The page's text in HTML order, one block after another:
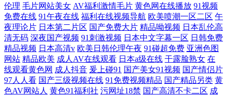
伦理 毛片网站美女 AV福利激情毛片 黄色网在线播放 91视频
免费在线 91午夜在线 福利在线视频导航 欧美喷潮一区二区 午
夜理论片 日本第二片区 国产免费大片 精品呦视频 日本乱伦高
清无码 深夜国产视频 91刺激视频 日本中文字幕一区 日韩免费
精品视频 日本高清v 欧美日韩伦理午夜 91碰超免费 亚洲色图
网站 精品欧美 成人AV在线观看 日本a级在线 干露脸熟女 在
线观看黄色网 成人抖音 爰上碰91 国产美女91视频 国产情侣片
97人人看 国产三级视频在线 91免费视频精品 国产精品另类 黄
色AV网站人 黄色91福利社 污网址18禁 国产高清不卡二区 成